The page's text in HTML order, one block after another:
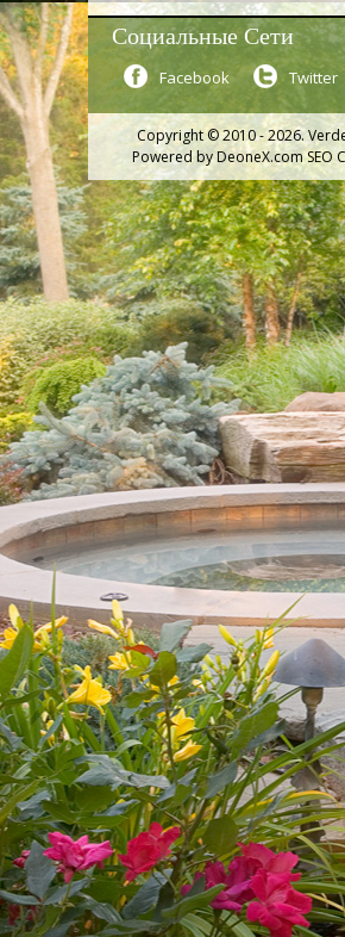
Социальные Сети
Facebook Twitter
Copyright © 2010 - 2026.
Powered byDeoneX.com SEO